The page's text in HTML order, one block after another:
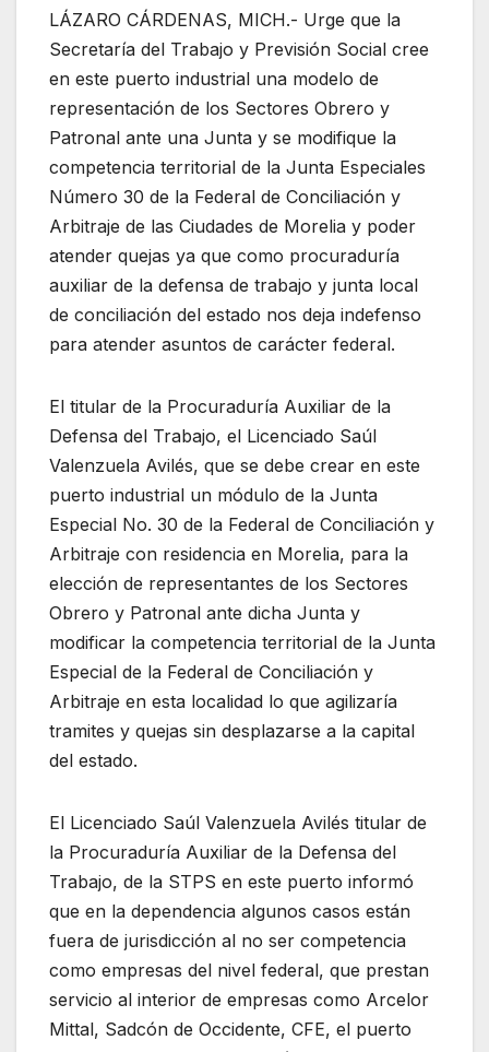
LÁZARO CÁRDENAS, MICH.- Urge que la
Secretaría del Trabajo y Previsión Social cree
en este puerto industrial una modelo de
representación de los Sectores Obrero y
Patronal ante una Junta y se modifique la
competencia territorial de la Junta Especiales
Número 30 de la Federal de Conciliación y
Arbitraje de las Ciudades de Morelia y poder
atender quejas ya que como procuraduría
auxiliar de la defensa de trabajo y junta local
de conciliación del estado nos deja indefenso
para atender asuntos de carácter federal.
El titular de la Procuraduría Auxiliar de la
Defensa del Trabajo, el Licenciado Saúl
Valenzuela Avilés, que se debe crear en este
puerto industrial un módulo de la Junta
Especial No. 30 de la Federal de Conciliación y
Arbitraje con residencia en Morelia, para la
elección de representantes de los Sectores
Obrero y Patronal ante dicha Junta y
modificar la competencia territorial de la Junta
Especial de la Federal de Conciliación y
Arbitraje en esta localidad lo que agilizaría
tramites y quejas sin desplazarse a la capital
del estado.
El Licenciado Saúl Valenzuela Avilés titular de
la Procuraduría Auxiliar de la Defensa del
Trabajo, de la STPS en este puerto informó
que en la dependencia algunos casos están
fuera de jurisdicción al no ser competencia
como empresas del nivel federal, que prestan
servicio al interior de empresas como Arcelor
Mittal, Sadcón de Occidente, CFE, el puerto